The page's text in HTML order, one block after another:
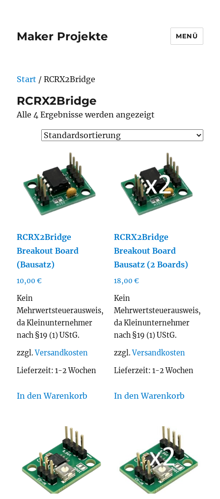
Maker Projekte MENÜ
Start / RCRX2Bridge
RCRX2Bridge
Alle 4 Ergebnisse werden angezeigt
RCRX2Bridge
Breakout Board
(Bausatz)
10,00€
Kein
Mehrwertsteuerausweis,
da Kleinunternehmer
nach §19 (1) UStG.
zzgl.Versandkosten
Lieferzeit:1-2 Wochen
In den Warenkorb
RCRX2Bridge
Breakout Board
Bausatz (2 Boards)
18,00 €
Kein
Mehrwertsteuerausweis,
da Kleinunternehmer
nach §19 (1) UStG.
zzgl.Versandkosten
Lieferzeit: 1-2 Wochen
In den Warenkorb